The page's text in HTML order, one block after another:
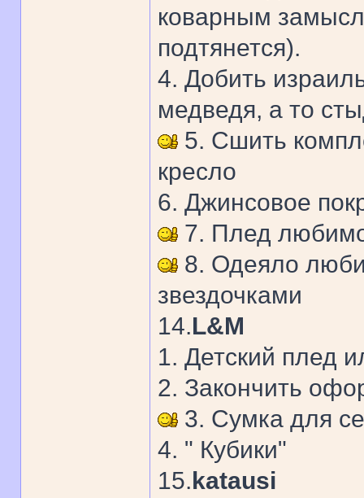
коварным
подтянется).
4. Добить
медведя, а то
5. Сшить
кресло
6. Джинсовое
7. Плед
8. Одеяло
звездочками
14.L&M
1. Детский плед
2. Закончить
3. Сумка для
4. " Кубики"
15.katausi